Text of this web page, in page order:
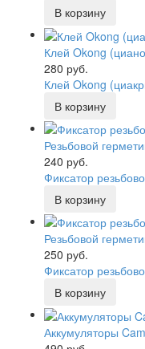
Клей Okong
280 руб.
Клей Okong
Резьбовой
240 руб.
Фиксатор
Резьбовой
250 руб.
Фиксатор
Аккумуляторы